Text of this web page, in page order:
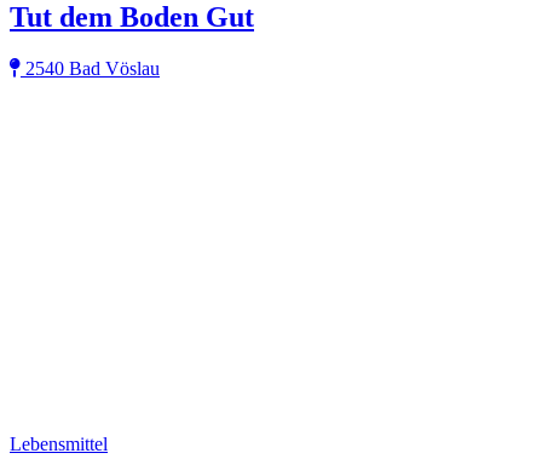
Tut dem Boden Gut
2540 Bad Vöslau
Lebensmittel